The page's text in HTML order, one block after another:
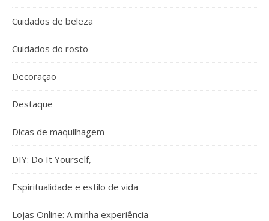
Cuidados de beleza
Cuidados do rosto
Decoração
Destaque
Dicas de maquilhagem
DIY: Do It Yourself,
Espiritualidade e estilo de vida
Lojas Online: A minha experiência